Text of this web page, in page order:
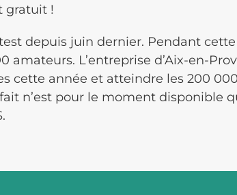
gratuit !
depuis juin dernier. Pendant
amateurs. L’entreprise d’Aix-en-
cette année et atteindre les 200
n’est pour le moment disponible